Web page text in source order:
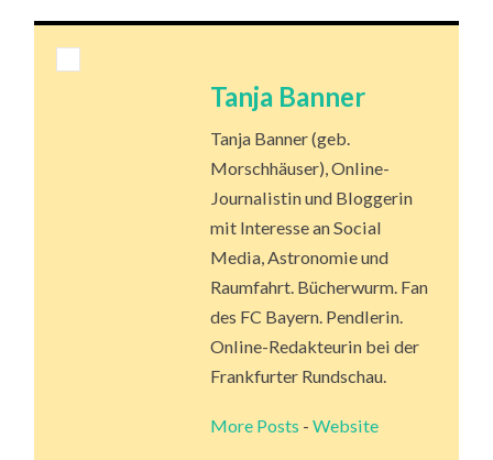
Tanja Banner
Tanja Banner (geb.
Morschhäuser), Online-
Journalistin und Bloggerin
mit Interesse an Social
Media, Astronomie und
Raumfahrt. Bücherwurm. Fan
des FC Bayern. Pendlerin.
Online-Redakteurin bei der
Frankfurter Rundschau.
More Posts -Website